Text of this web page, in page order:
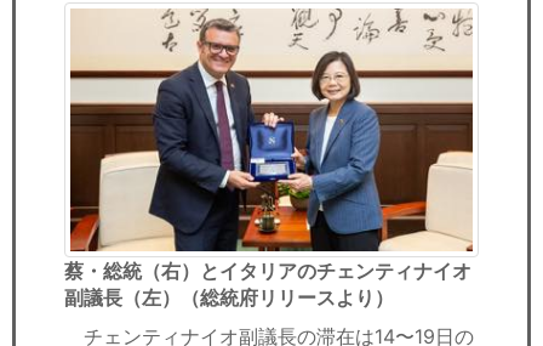
蔡・総統（右）とイタリアのチェンティナイオ
副議長（左）（総統府リリースより）
チェンティナイオ副議長の滞在は14〜19日の